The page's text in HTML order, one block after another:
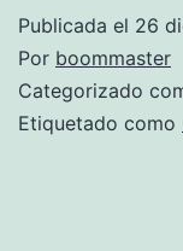
Publicada el 26
Por boommaster
Categorizado
Etiquetado como